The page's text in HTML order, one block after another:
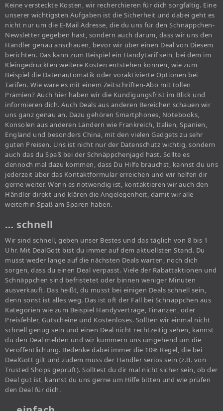
Keine versteckte Kosten, wir recherchieren für dich sorgfältig. Eine
unserer wichtigsten Aufgaben ist die Sicherheit und dabei geht es
nicht nur um die E-Mail Adresse, die du uns für den Schnäppchen-
Newsletter gegeben hast, sondern auch darum, dass wir uns den
Händler genau anschauen, bevor wir über einen Deal von Diesem
berichten. Das kann zum Beispiel ein Handytarif sein, bei dem im
Kleingedruckten weitere Kosten entstehen können, wie zum
Beispiel die Datenautomatik oder voraktivierte Optionen bei
Tarifen. Wie wäre es mit einem Zeitschriften-Abo mit tollen
Prämien? Auch hier haben wir die Kündigungsfrist im Blick und
informieren dich. Auch Deals aus anderen Bereichen schauen wir
uns ganz genau an. Dazu gehören Smartphones, Notebooks,
Konsolen aus anderen Ländern wie Frankreich, Italien, Spanien,
England und besonders China, mit den vielen Gadgets zu sehr
guten Preisen. Uns ist nicht nur der Datenschutz wichtig, sondern
auch das du Spaß bei der Schnäppchenjagd hast. Sollte es
dennoch mal dazu kommen, dass Du Hilfe brauchst, kannst du uns
jederzeit über das Kontaktformular erreichen und wir helfen dir
gerne weiter. Wenn es notwendig ist, kontaktieren wir auch den
Händler direkt und klären die Angelegenheit, damit wir alle
weiterhin Spaß am Sparen haben.
… schnell
Wir sind schnell, geben unser Bestes und das täglich von 8 bis 1
Uhr. Mit DealGott bist du immer auf dem aktuellsten Stand. Du
musst weder lange auf die nächsten Deals warten, noch dich
sorgen, dass du einen Deal verpasst. Viele der Rabattaktionen und
Schnäppchen sind befristetet oder binnen weniger Minuten
ausverkauft. Das heißt, du musst bei einigen Deals schnell sein,
denn sonst ist alles weg. Das ist oft der Fall bei Schnäppchen aus
Kategorien wie zum Beispiel Handyverträge, Finanzen, oder
Preisfehler, Gutscheine und Kostenloses. Sollten wir einmal nicht
schnell genug sein und einen Deal nicht rechtzeitig sehen, kannst
du den Deal melden und wir kümmern uns umgehend um die
Veröffentlichung. Bedenke dabei immer die 10% Regel, die bei
DealGott gilt und zudem muss der Händler seriös sein (z.B. von
Trusted Shops geprüft). Solltest du dir mal nicht sicher sein, ob der
Deal gut ist, kannst du uns gerne um Hilfe bitten und wie prüfen
den Deal für dich.